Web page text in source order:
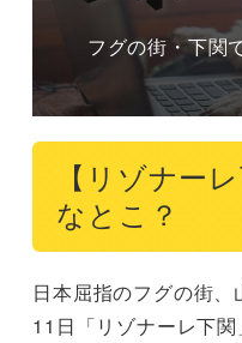
フグの街・下関
【リゾナー
なとこ？
日本屈指のフグの街
11日「リゾナーレ下関